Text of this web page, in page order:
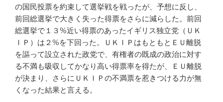
の国民投票を約束して選挙戦を戦ったが、予想に反し、
前回総選挙で大きく失った得票をさらに減らした。前回
総選挙で１３%近い得票のあったイギリス独立党（ＵＫ
ＩＰ）は２%を下回った。ＵＫＩＰはもともとＥＵ離脱
を謳って設立された政党で、有権者の既成の政治に対す
る不満も吸収してかなり高い得票率を得たが、ＥＵ離脱
が決まり、さらにＵＫＩＰの不満票を惹きつける力が無
くなった結果と言える。